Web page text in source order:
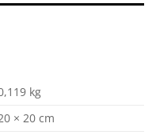
kg
× 20 cm